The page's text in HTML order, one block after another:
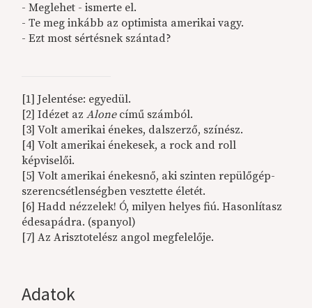
Adatok
- Meglehet - ismerte el.
- Te meg inkább az optimista amerikai vagy.
- Ezt most sértésnek szántad?
[1] Jelentése: egyedül.
[2] Idézet azAlone című számból.
[3] Volt amerikai énekes, dalszerző, színész.
[4] Volt amerikai énekesek, a rock and roll
képviselői.
[5] Volt amerikai énekesnő, aki szinten repülőgép-
szerencsétlenségben vesztette életét.
[6] Hadd nézzelek! Ó, milyen helyes fiú. Hasonlítasz
édesapádra. (spanyol)
[7] Az Arisztotelész angol megfelelője.